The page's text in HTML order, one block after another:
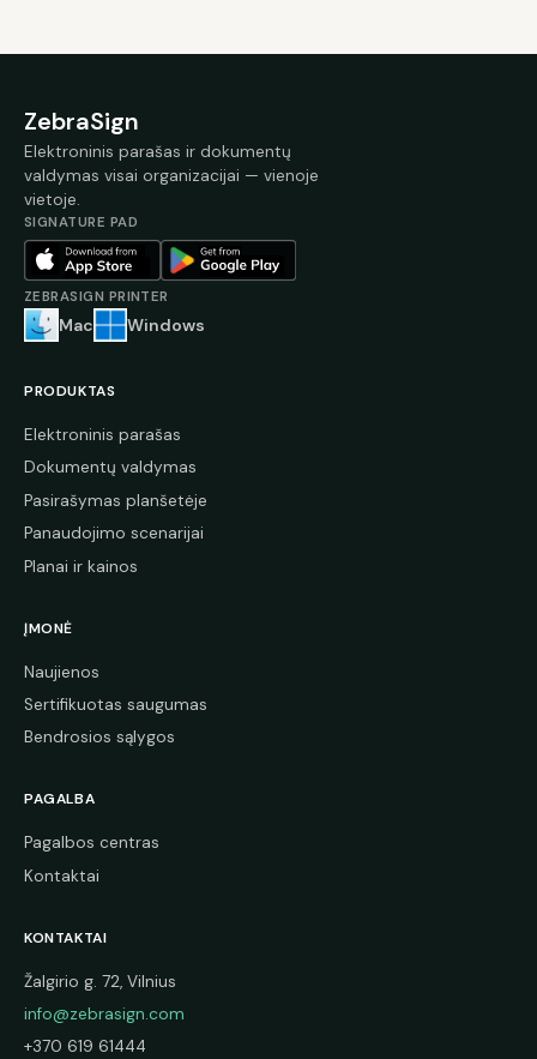
ZebraSign
Elektroninis parašas ir dokumentų
valdymas visai organizacijai — vienoje
vietoje.
SIGNATURE PAD
ZEBRASIGN PRINTER
Mac Windows
PRODUKTAS
Elektroninis parašas
Dokumentų valdymas
Pasirašymas planšetėje
Panaudojimo scenarijai
Planai ir kainos
ĮMONĖ
Naujienos
Sertifikuotas saugumas
Bendrosios sąlygos
PAGALBA
Pagalbos centras
Kontaktai
KONTAKTAI
Žalgirio g. 72, Vilnius
info@zebrasign.com
+370 619 61444